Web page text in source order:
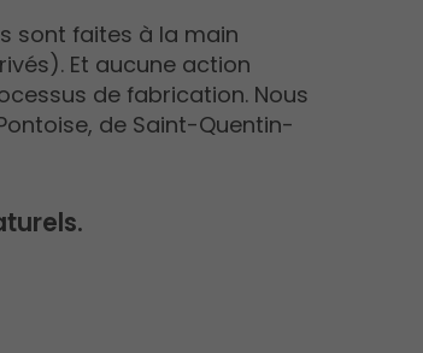
sont faites à la main
Et aucune action
de fabrication. Nous
de Saint-Quentin-